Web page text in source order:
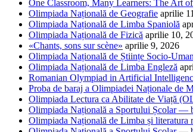
One Classroom, Many Learners: The Art
Olimpiada Națională de Geografie aprilie
Olimpiada Națională de Limba Spaniolă
Olimpiada Națională de Fizică aprilie 10,
«Chants, sons sur scène» aprilie 9, 2026
Olimpiada Națională de Științe Socio-
Olimpiada Națională de Limba Engleză
Romanian Olympiad in Artificial
Proba de baraj a Olimpiadei Naționale de
Olimpiada Lectura ca Abilitate de Viață
Olimpiada Națională a Sportului Școlar —
Olimpiada Națională de Limba și literatura